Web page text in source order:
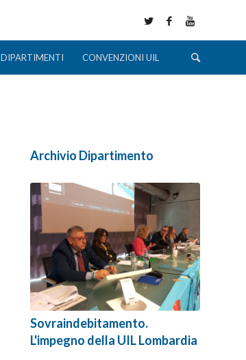
DIPARTIMENTI CONVENZIONI UIL
Archivio Dipartimento
Sovraindebitamento.
L'impegno della UIL Lombardia